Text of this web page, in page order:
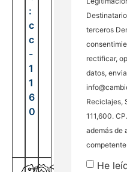
:
c
c
-
1
1
6
0
terceros
rectificar,
datos,
Reciclajes,
111,600.
además de
competente
He